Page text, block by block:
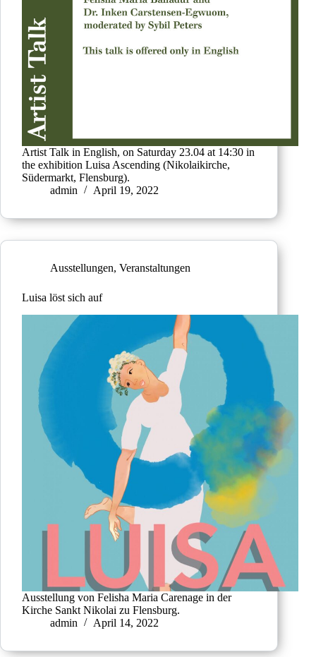
Artist Talk in English, on Saturday 23.04 at 14:30 in
the exhibition Luisa Ascending (Nikolaikirche,
Südermarkt, Flensburg).
admin
April 19, 2022
Ausstellungen, Veranstaltungen
Luisa löst sich auf
Ausstellung von Felisha Maria Carenage in der
Kirche Sankt Nikolai zu Flensburg.
admin
April 14, 2022